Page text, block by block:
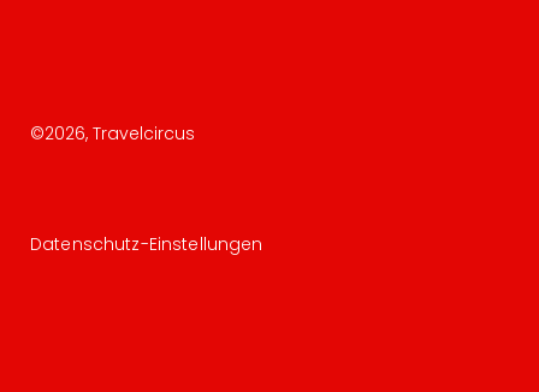
©2026, Travelcircus
Datenschutz-Einstellungen